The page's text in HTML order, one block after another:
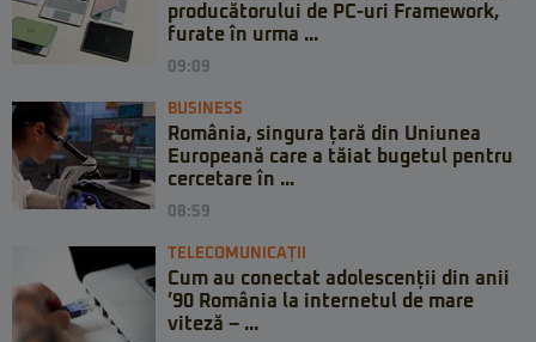
producătorului de PC-uri Framework,
furate în urma ...
09:09
BUSINESS
România, singura țară din Uniunea
Europeană care a tăiat bugetul pentru
cercetare în ...
08:59
TELECOMUNICAȚII
Cum au conectat adolescenții din anii
’90 România la internetul de mare
viteză – ...